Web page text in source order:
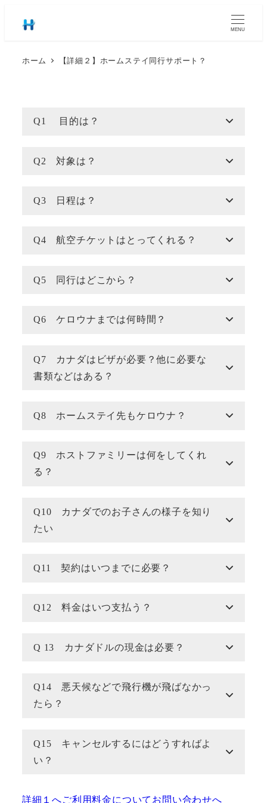
MENU
ホーム 【詳細２】ホームステイ同行サポート？
Q1 目的は？
Q2 対象は？
Q3 日程は？
Q4 航空チケットはとってくれる？
Q5 同行はどこから？
Q6 ケロウナまでは何時間？
Q7 カナダはビザが必要？他に必要な
書類などはある？
Q8 ホームステイ先もケロウナ？
Q9 ホストファミリーは何をしてくれ
る？
Q10 カナダでのお子さんの様子を知り
たい
Q11 契約はいつまでに必要？
Q12 料金はいつ支払う？
Q 13 カナダドルの現金は必要？
Q14 悪天候などで飛行機が飛ばなかっ
たら？
Q15 キャンセルするにはどうすればよ
い？
詳細１へご利用料金について お問い合わせへ